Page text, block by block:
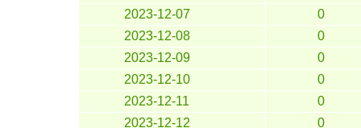
2023-12-07
0
2023-12-08
0
2023-12-09
0
2023-12-10
0
2023-12-11
0
2023-12-12
0